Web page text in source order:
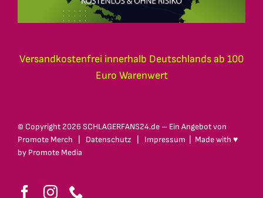
Versandkostenfrei innerhalb Deutschlands ab 100
Euro Warenwert
© Copyright 2026 SCHLAGERFANS24.de – Ein Angebot von
Promote Merch
Datenschutz Impressum | Made with ♥
by Promote Media